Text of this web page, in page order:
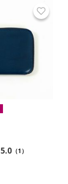
5.0（1）